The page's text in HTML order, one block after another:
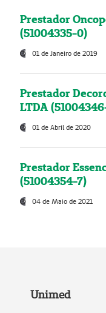
Prestador
(51004335-0)
01 de Janeiro de 2019
Prestador
LTDA
01 de Abril de 2020
Prestador
(51004354-7)
04 de Maio de 2021
Unimed